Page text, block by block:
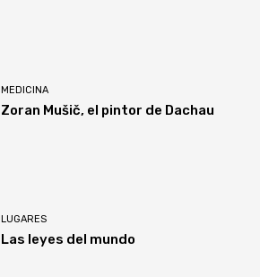
MEDICINA
Zoran Mušič, el pintor de Dachau
LUGARES
Las leyes del mundo